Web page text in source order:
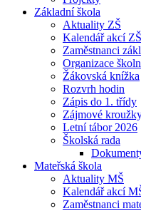
Základní škola
Aktuality ZŠ
Kalendář akcí ZŠ
Zaměstnanci
Organizace
Žákovská knížka
Rozvrh hodin
Zápis do 1. třídy
Zájmové
Letní tábor 2026
Školská rada
Mateřská škola
Aktuality MŠ
Kalendář akcí
Zaměstnanci